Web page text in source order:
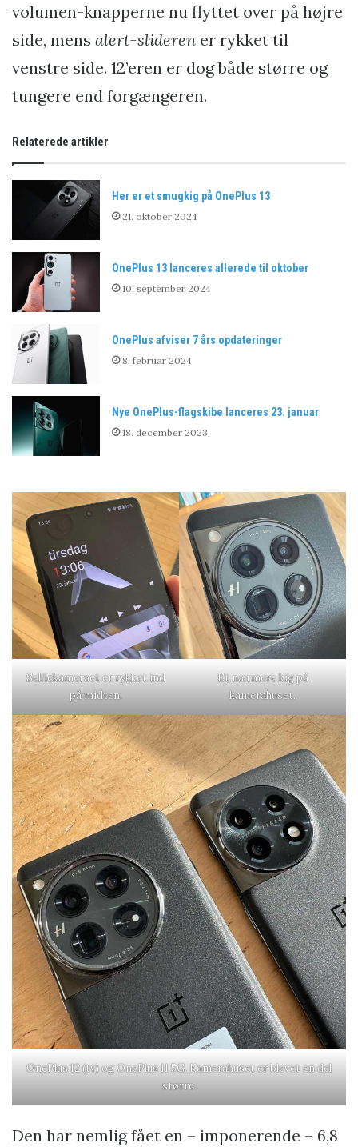
volumen-knapperne nu flyttet over på højre
side, mens alert-slideren er rykket til
venstre side. 12’eren er dog både større og
tungere end forgængeren.
Relaterede artikler
Her er et smugkig på OnePlus 13
21. oktober 2024
OnePlus 13 lanceres allerede til oktober
10. september 2024
OnePlus afviser 7 års opdateringer
8. februar 2024
Nye OnePlus-flagskibe lanceres 23. januar
18. december 2023
Selfiekameraet er rykket ind
på midten.
Et nærmere kig på
kamerahuset.
OnePlus 12 (tv) og OnePlus 11 5G. Kamerahuset er blevet en del
større.
Den har nemlig fået en – imponerende – 6,8